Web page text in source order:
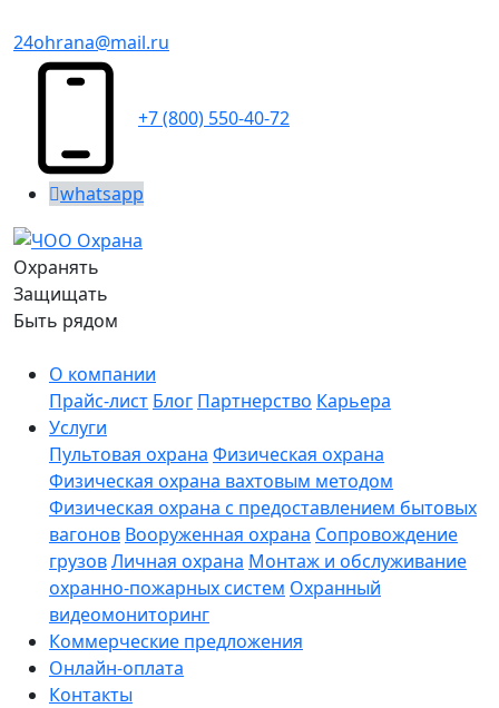
24ohrana@mail.ru
+7 (800) 550-40-72
whatsapp
Охранять
Защищать
Быть рядом
О компании
Прайс-лист Блог Партнерство Карьера
Услуги
Пультовая охрана Физическая охрана
Физическая охрана вахтовым методом
Физическая охрана с предоставлением бытовых
вагонов Вооруженная охрана Сопровождение
грузовЛичная охрана Монтаж и обслуживание
охранно-пожарных систем Охранный
видеомониторинг
Коммерческие предложения
Онлайн-оплата
Контакты